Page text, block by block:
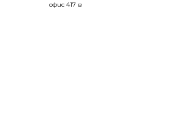
офис 417 в